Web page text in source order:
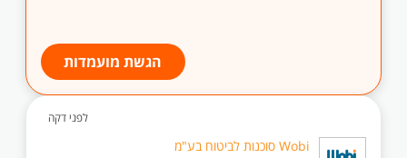
הגשת מועמדות
לפני דקה
Wobi סוכנות לביטוח בע"מ